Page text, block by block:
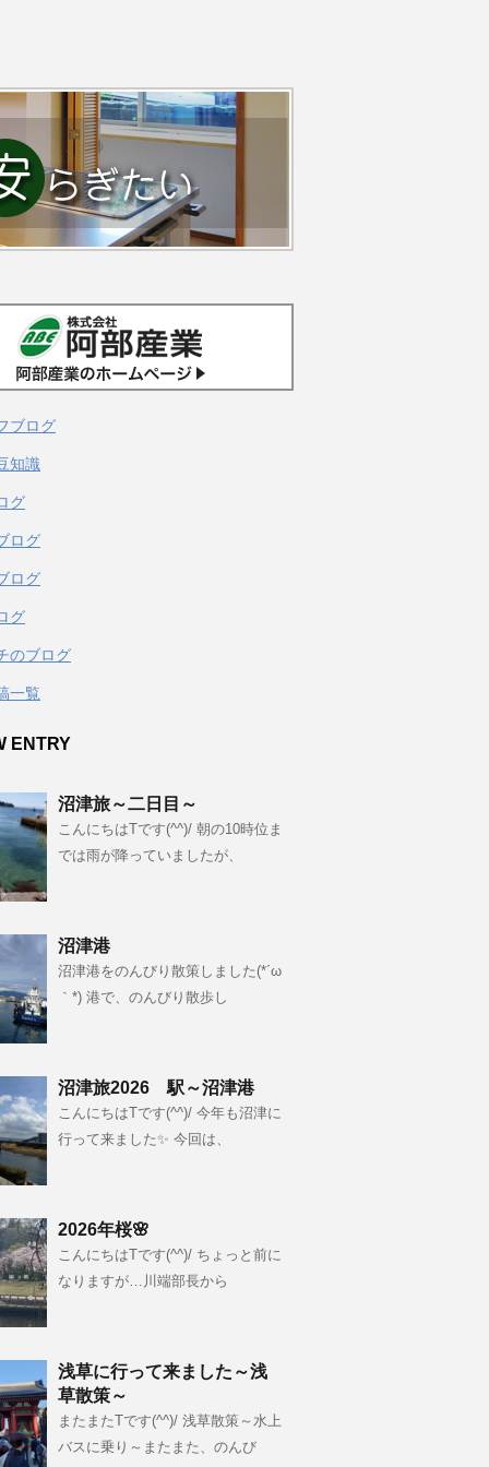
ブログ
知識
グ
ログ
ログ
グ
のブログ
一覧
ENTRY
沼津旅～二日目～
こんにちはTです(^^)/ 朝の10時位ま
では雨が降っていましたが、
沼津港
沼津港をのんびり散策しました(*´ω
｀*) 港で、のんびり散歩し
沼津旅2026 駅～沼津港
こんにちはTです(^^)/ 今年も沼津に
行って来ました✨ 今回は、
2026年桜🌸
こんにちはTです(^^)/ ちょっと前に
なりますが…川端部長から
浅草に行って来ました～浅
草散策～
またまたTです(^^)/ 浅草散策～水上
バスに乗り～またまた、のんび